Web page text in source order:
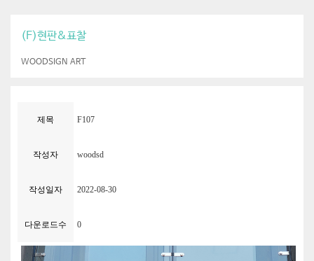
(F)현판&표찰
WOODSIGN ART
제목 F107
작성자 woodsd
작성일자 2022-08-30
다운로드수 0